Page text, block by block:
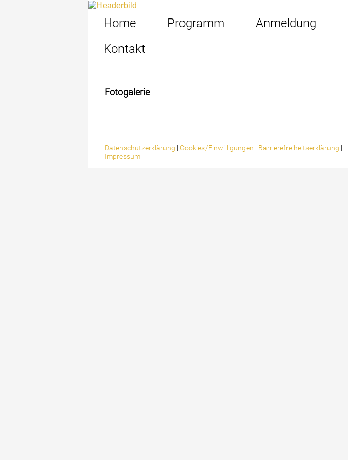
Home Programm Anmeldung
Kontakt
Fotogalerie
Datenschutzerklärung | Cookies/Einwilligungen | Barrierefreiheitserklärung |
Impressum